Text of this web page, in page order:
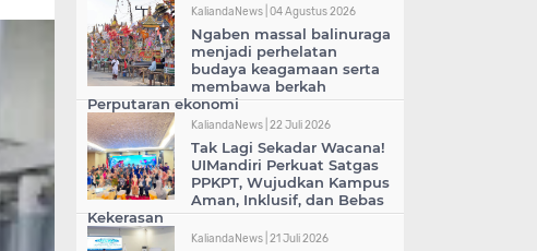
KaliandaNews | 04 Agustus 2026
Ngaben massal balinuraga
menjadi perhelatan
budaya keagamaan serta
membawa berkah
Perputaran ekonomi
KaliandaNews | 22 Juli 2026
Tak Lagi Sekadar Wacana!
UIMandiri Perkuat Satgas
PPKPT, Wujudkan Kampus
Aman, Inklusif, dan Bebas
Kekerasan
KaliandaNews | 21 Juli 2026